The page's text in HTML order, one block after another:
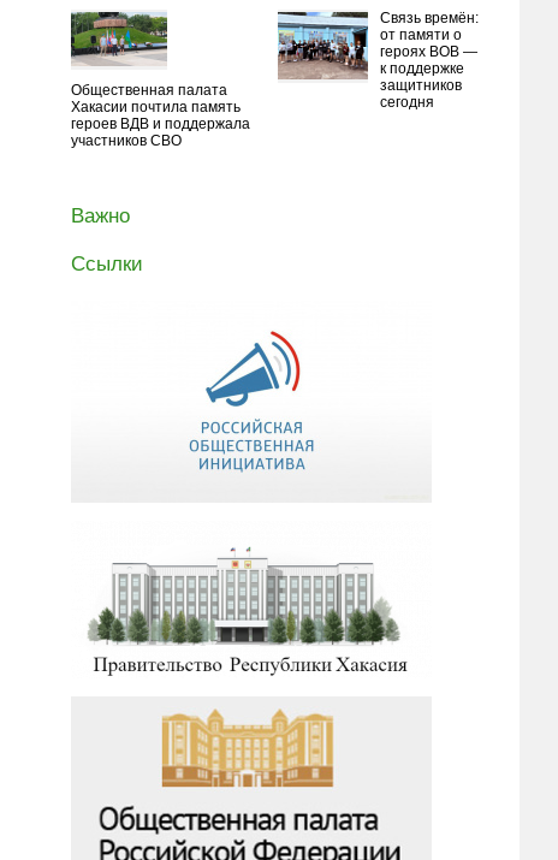
Общественная палата
Хакасии почтила память
героев ВДВ и поддержала
участников СВО
Связь времён:
от памяти о
героях ВОВ —
к поддержке
защитников
сегодня
Важно
Ссылки